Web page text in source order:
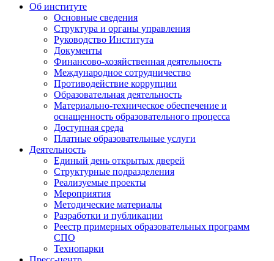
Об институте
Основные сведения
Структура и органы управления
Руководство Института
Документы
Финансово-хозяйственная деятельность
Международное сотрудничество
Противодействие коррупции
Образовательная деятельность
Материально-техническое обеспечение и
оснащенность образовательного процесса
Доступная среда
Платные образовательные услуги
Деятельность
Единый день открытых дверей
Структурные подразделения
Реализуемые проекты
Мероприятия
Методические материалы
Разработки и публикации
Реестр примерных образовательных программ
СПО
Технопарки